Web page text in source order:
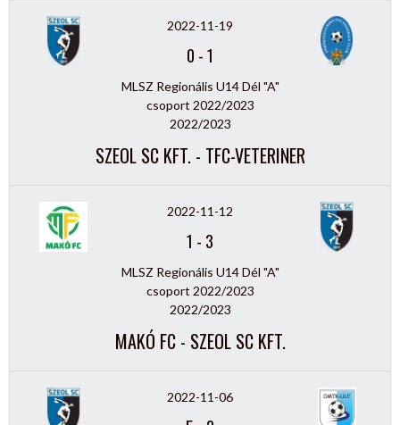
2022-11-19
0 -1
MLSZ Regionális U14 Dél "A"
csoport 2022/2023
2022/2023
SZEOL SC KFT. - TFC-VETERINER
2022-11-12
1 - 3
MLSZ Regionális U14 Dél "A"
csoport 2022/2023
2022/2023
MAKÓ FC - SZEOL SC KFT.
2022-11-06